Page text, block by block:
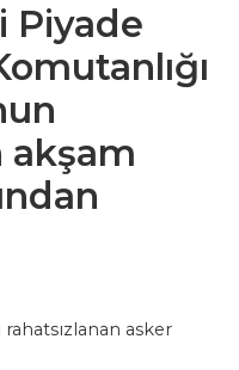
Piyade
akşam
rahatsızlanan asker